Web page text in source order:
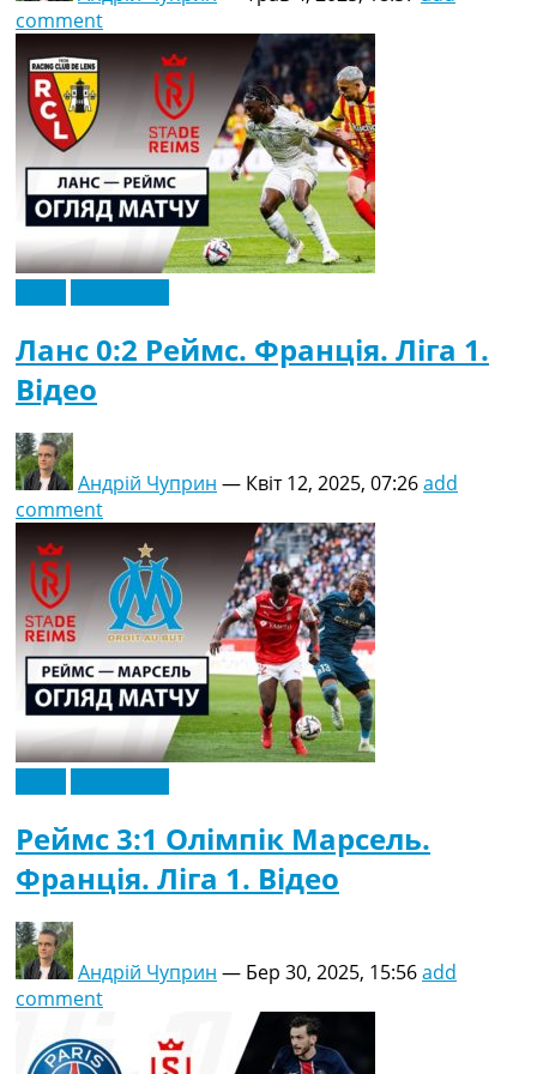
comment
Ланс 0:2 Реймс. Франція. Ліга 1.
Відео
Андрій Чуприн — Квіт 12, 2025, 07:26add
comment
Реймс 3:1 Олімпік Марсель.
Франція. Ліга 1. Відео
Андрій Чуприн — Бер 30, 2025, 15:56add
comment